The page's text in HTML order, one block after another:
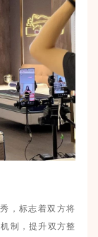
，标志着双方将
制，提升双方整